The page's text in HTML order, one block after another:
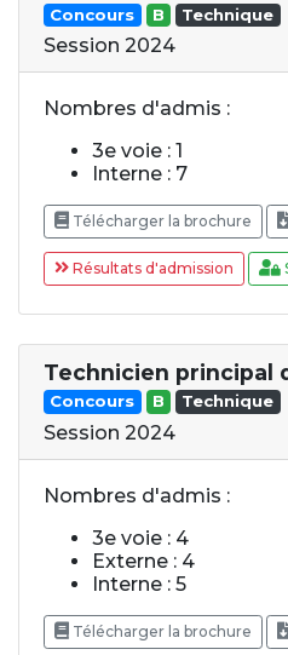
Concours B Technique
Session 2024
Nombres d'admis :
3e voie : 1
Interne : 7
Télécharger la brochure
Résultats d'admission
Technicien principal
Concours B Technique
Session 2024
Nombres d'admis :
3e voie : 4
Externe : 4
Interne : 5
Télécharger la brochure